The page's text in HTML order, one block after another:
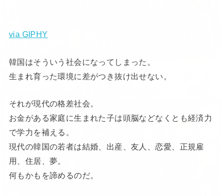
via GIPHY
韓国はそういう社会になってしまった。
生まれ育った環境に差がつき抜け出せない。
それが現代の格差社会。
お金がある家庭に生まれた子は頭脳などなくとも経済力
で学力を補える。
現代の韓国の若者は結婚、出産、友人、恋愛、正規雇
用、住居、夢。
何もかもを諦めるのだ。